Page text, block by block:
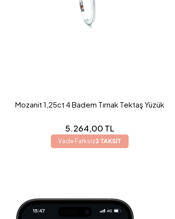
Mozanit 1,25ct 4 Badem Tırnak Tektaş Yüzük
5.264,00 TL
Vade Farksız3 TAKSİT